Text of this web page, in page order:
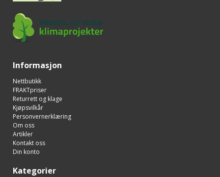
Informasjon
Nettbutikk
FRAKTpriser
Returrett og klage
Kjøpsvilkår
Personvernerklæring
Om oss
Artikler
Kontakt oss
Din konto
Kategorier